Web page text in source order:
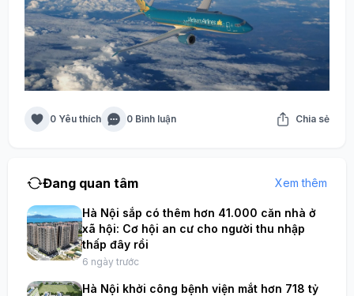
0 Yêu thích 0 Bình luận Chia sẻ
Đang quan tâm Xem thêm
Hà Nội sắp có thêm hơn 41.000 căn nhà ở
xã hội: Cơ hội an cư cho người thu nhập
thấp đây rồi
6 ngày trước
Hà Nội khởi công bệnh viện mắt hơn 718 tỷ